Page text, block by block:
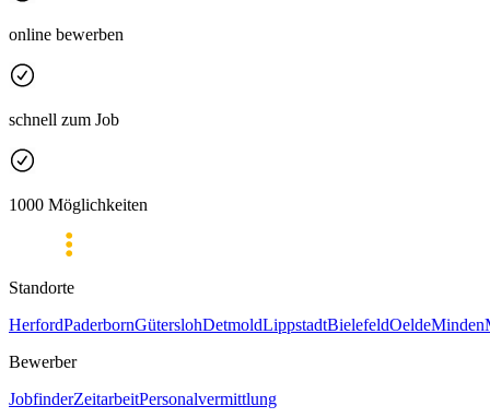
online bewerben
schnell zum Job
1000 Möglichkeiten
Standorte
HerfordPaderbornGüterslohDetmoldLippstadtBielefeldOeldeMinden
Bewerber
JobfinderZeitarbeitPersonalvermittlung